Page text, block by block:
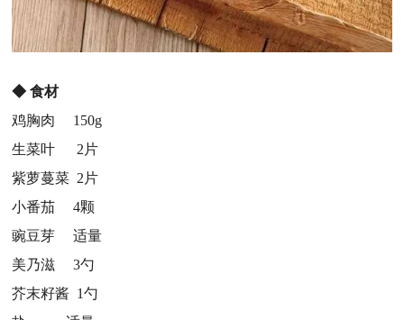
◆食材
鸡胸肉 150g
生菜叶 2片
紫萝蔓菜 2片
小番茄 4颗
豌豆芽 适量
美乃滋 3勺
芥末籽酱 1勺